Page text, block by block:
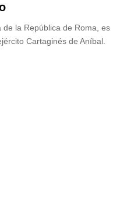
la República de Roma, es
Cartaginés de Aníbal.